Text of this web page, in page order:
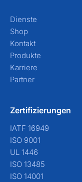
Dienste
Shop
Kontakt
Produkte
Karriere
Partner
Zertifizierungen
IATF 16949
ISO 9001
UL 1446
ISO 13485
ISO 14001